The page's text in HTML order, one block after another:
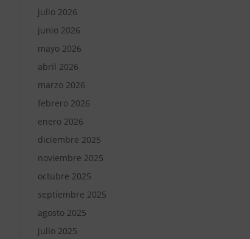
julio 2026
junio 2026
mayo 2026
abril 2026
marzo 2026
febrero 2026
enero 2026
diciembre 2025
noviembre 2025
octubre 2025
septiembre 2025
agosto 2025
julio 2025